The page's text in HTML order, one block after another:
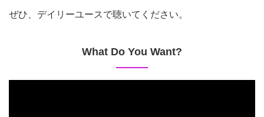
ぜひ、デイリーユースで聴いてください。
What Do You Want?